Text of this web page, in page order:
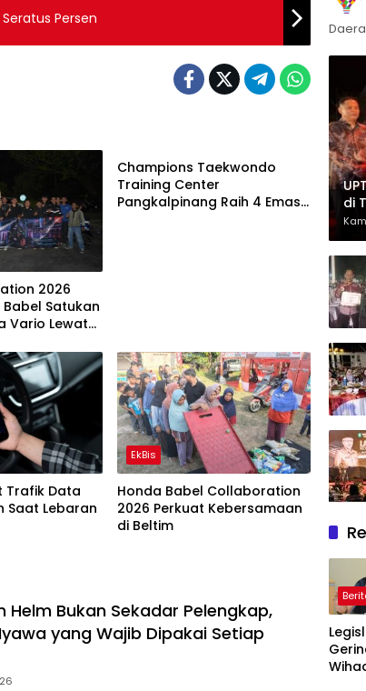
Persen
2026
Satukan
Vario Lewat
Champions Taekwondo
Training Center
Pangkalpinang Raih 4 Emas
Trafik Data
Saat Lebaran
EkBis
Honda Babel Collaboration
2026 Perkuat Kebersamaan
di Beltim
Helm Bukan Sekadar Pelengkap,
yang Wajib Dipakai Setiap
di